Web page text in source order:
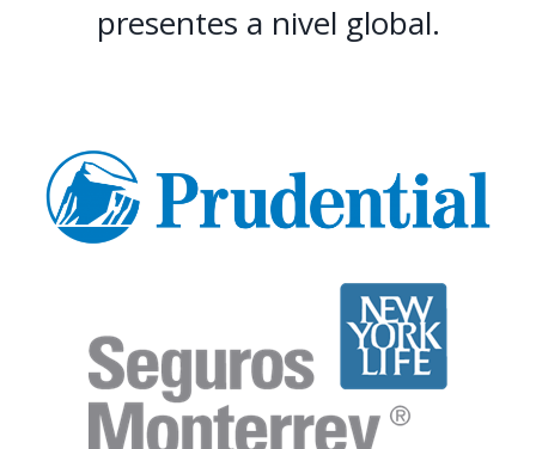
presentes a nivel global.